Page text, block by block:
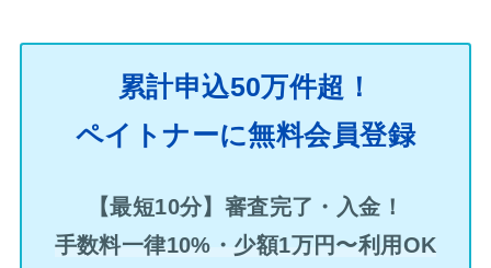
累計申込50万件超！
ペイトナーに無料会員登録
【最短10分】審査完了・入金！
手数料一律10%・少額1万円〜利用OK